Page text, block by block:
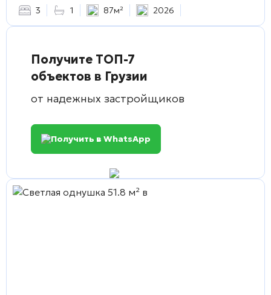
3 1 87м² 2026
Получите ТОП-7
объектов в Грузии
от надежных застройщиков
Получить в WhatsApp